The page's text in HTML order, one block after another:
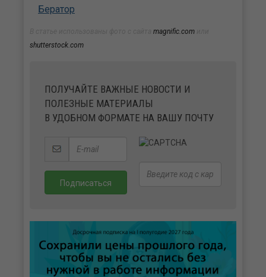
Бератор
magnific.com
shutterstock.com
ПОЛУЧАЙТЕ ВАЖНЫЕ НОВОСТИ И
ПОЛЕЗНЫЕ МАТЕРИАЛЫ
В УДОБНОМ ФОРМАТЕ НА ВАШУ ПОЧТУ